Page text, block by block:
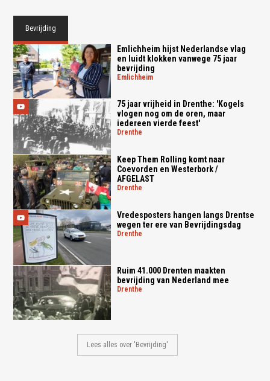
Bevrijding
Emlichheim hijst Nederlandse vlag
en luidt klokken vanwege 75 jaar
bevrijding
emlichheim
75 jaar vrijheid in Drenthe: 'Kogels
vlogen nog om de oren, maar
iedereen vierde feest'
drenthe
Keep Them Rolling komt naar
Coevorden en Westerbork /
AFGELAST
drenthe
Vredesposters hangen langs Drentse
wegen ter ere van Bevrijdingsdag
drenthe
Ruim 41.000 Drenten maakten
bevrijding van Nederland mee
drenthe
Lees alles over 'Bevrijding'